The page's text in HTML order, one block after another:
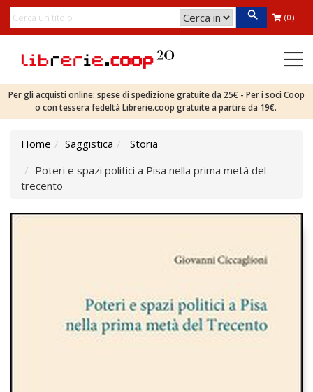
(0)
Per gli acquisti online: spese di spedizione gratuite da 25€ - Per i soci Coop
o con tessera fedeltà Librerie.coop gratuite a partire da 19€.
Home Saggistica
Storia
Poteri e spazi politici a Pisa nella prima metà del
trecento